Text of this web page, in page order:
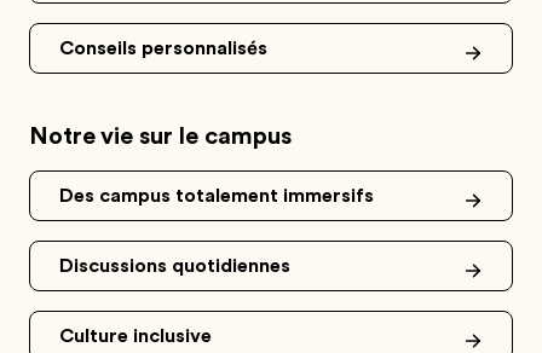
Conseils personnalisés
Notre vie sur le campus
Des campus totalement immersifs
Discussions quotidiennes
Culture inclusive